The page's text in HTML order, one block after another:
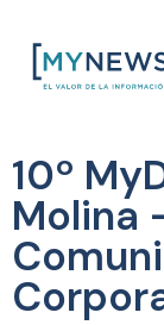
10º
Molina